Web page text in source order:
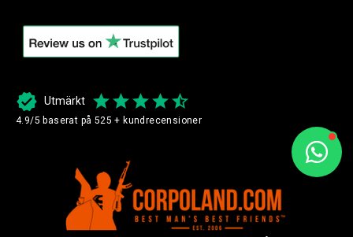
Utmärkt
4.9/5 baserat på 525 + kundrecensioner